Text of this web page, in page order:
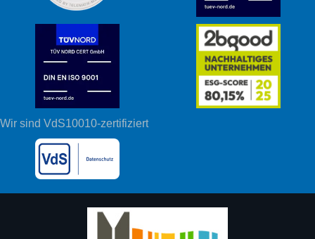
Wir sind VdS10010-zertifiziert